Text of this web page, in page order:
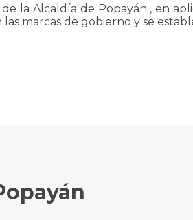
la Alcaldía de Popayán , en
marcas de gobierno y se